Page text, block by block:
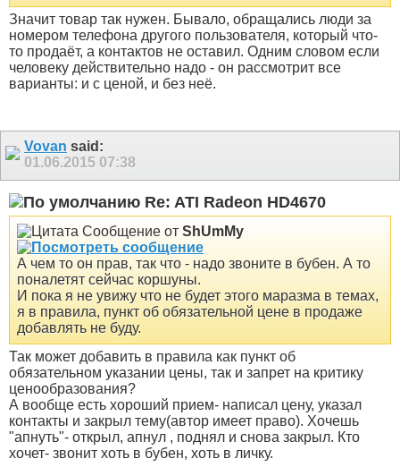
Значит товар так нужен. Бывало, обращались люди за
номером телефона другого пользователя, который что-
то продаёт, а контактов не оставил. Одним словом если
человеку действительно надо - он рассмотрит все
варианты: и с ценой, и без неё.
Vovan said:
01.06.2015 07:38
Re: ATI Radeon HD4670
Сообщение от ShUmMy
А чем то он прав, так что - надо звоните в бубен. А то
поналетят сейчас коршуны.
И пока я не увижу что не будет этого маразма в темах,
я в правила, пункт об обязательной цене в продаже
добавлять не буду.
Так может добавить в правила как пункт об
обязательном указании цены, так и запрет на критику
ценообразования?
А вообще есть хороший прием- написал цену, указал
контакты и закрыл тему(автор имеет право). Хочешь
"апнуть"- открыл, апнул , поднял и снова закрыл. Кто
хочет- звонит хоть в бубен, хоть в личку.